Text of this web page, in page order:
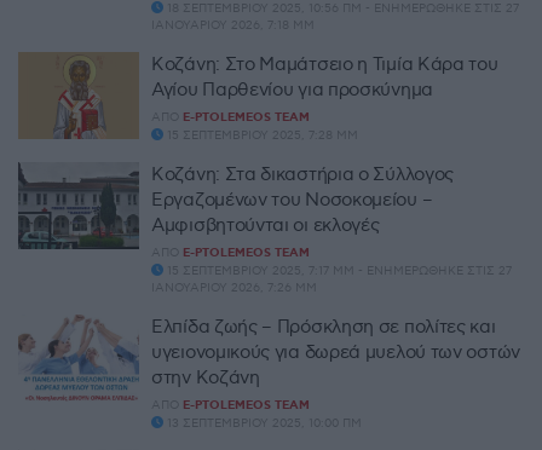
18 ΣΕΠΤΕΜΒΡΊΟΥ 2025, 10:56 ΠΜ - ΕΝΗΜΕΡΏΘΗΚΕ ΣΤΙΣ 27
ΙΑΝΟΥΑΡΊΟΥ 2026, 7:18 ΜΜ
Κοζάνη: Στο Μαμάτσειο η Τιμία Κάρα του
Αγίου Παρθενίου για προσκύνημα
ΑΠΌ E-PTOLEMEOS TEAM
15 ΣΕΠΤΕΜΒΡΊΟΥ 2025, 7:28 ΜΜ
Κοζάνη: Στα δικαστήρια ο Σύλλογος
Εργαζομένων του Νοσοκομείου –
Αμφισβητούνται οι εκλογές
ΑΠΌ E-PTOLEMEOS TEAM
15 ΣΕΠΤΕΜΒΡΊΟΥ 2025, 7:17 ΜΜ - ΕΝΗΜΕΡΏΘΗΚΕ ΣΤΙΣ 27
ΙΑΝΟΥΑΡΊΟΥ 2026, 7:26 ΜΜ
Ελπίδα ζωής – Πρόσκληση σε πολίτες και
υγειονομικούς για δωρεά μυελού των οστών
στην Κοζάνη
ΑΠΌ E-PTOLEMEOS TEAM
13 ΣΕΠΤΕΜΒΡΊΟΥ 2025, 10:00 ΠΜ